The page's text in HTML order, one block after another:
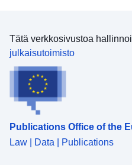
Tätä verkkosivustoa hallinnoi
julkaisutoimisto
Publications Office of the
Law | Data | Publications